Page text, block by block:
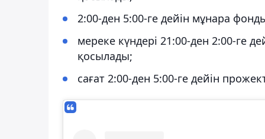
2:00-ден 5:00-ге дейін мұнара
мереке күндері 21:00-ден 2:00-ге
қосылады;
сағат 2:00-ден 5:00-ге дейін